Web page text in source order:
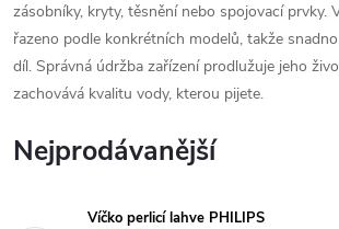
zásobníky, kryty, těsnění nebo spojovací prvky.
řazeno podle konkrétních modelů, takže
díl. Správná údržba zařízení prodlužuje jeho
zachovává kvalitu vody, kterou pijete.
Nejprodávanější
Víčko perlicí lahve PHILIPS